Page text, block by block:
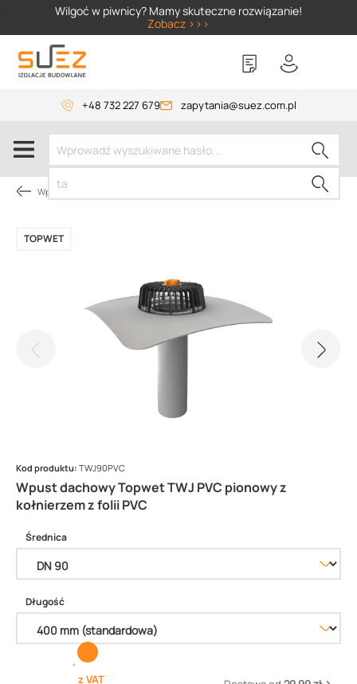
Wilgoć w piwnicy? Mamy skuteczne rozwiązanie!
Zobacz >>>
+48 732 227 679 zapytania@suez.com.pl
Wpusty i akcesoria
Wpust dachowy Topwet TWJ PVC pionowy z
kołnierzem z folii PVC
TOPWET
Kod produktu: TWJ90PVC
Średnica
Długość
z VAT